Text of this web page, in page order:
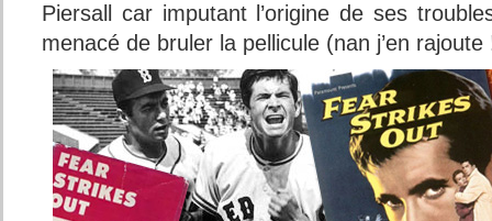
Piersall car imputant l’origine de ses
menacé de bruler la pellicule (nan j’en rajoute